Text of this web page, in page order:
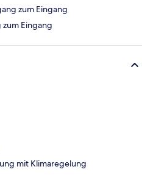
zum Eingang
Eingang
mit Klimaregelung